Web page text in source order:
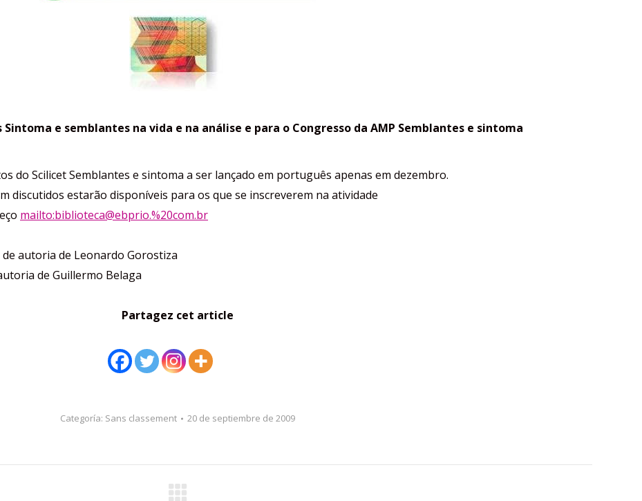
e semblantes na vida e na análise e para o Congresso da AMP Semblantes e sintoma
do Scilicet Semblantes e sintoma a ser lançado em português apenas em dezembro.
discutidos estarão disponíveis para os que se inscreverem na atividade
mailto:biblioteca@ebprio.%20com.br
autoria de Leonardo Gorostiza
de Guillermo Belaga
Partagez cet article
Categoría: Sans classement 20 de septiembre de 2009